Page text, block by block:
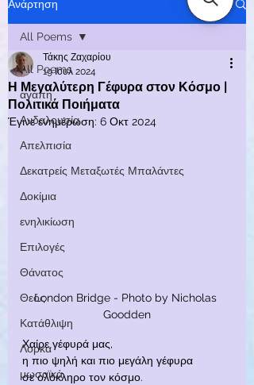
Ανάρτηση
All Poems
αγάπη
Ανδαλουσία
Απελπισία
Δεκατρείς Μεταξωτές Μπαλάντες
Δοκίμια
ενηλικίωση
Επιλογές
Θάνατος
Θεός
Κατάθλιψη
Λόρκα
μωσαϊκά
All Poems
Η Μεγαλύτερη Γέφυρα στον Κόσμο |
Πολιτικά Ποιήματα
Τάκης Ζαχαρίου
19 Ιουλ 2024
Έγινε ενημέρωση: 6 Οκτ 2024
London Bridge - Photo by Nicholas
Goodden
Χαίρε γέφυρά μας,
η πιο ψηλή και πιο μεγάλη γέφυρα
σε ολόκληρο τον κόσμο.